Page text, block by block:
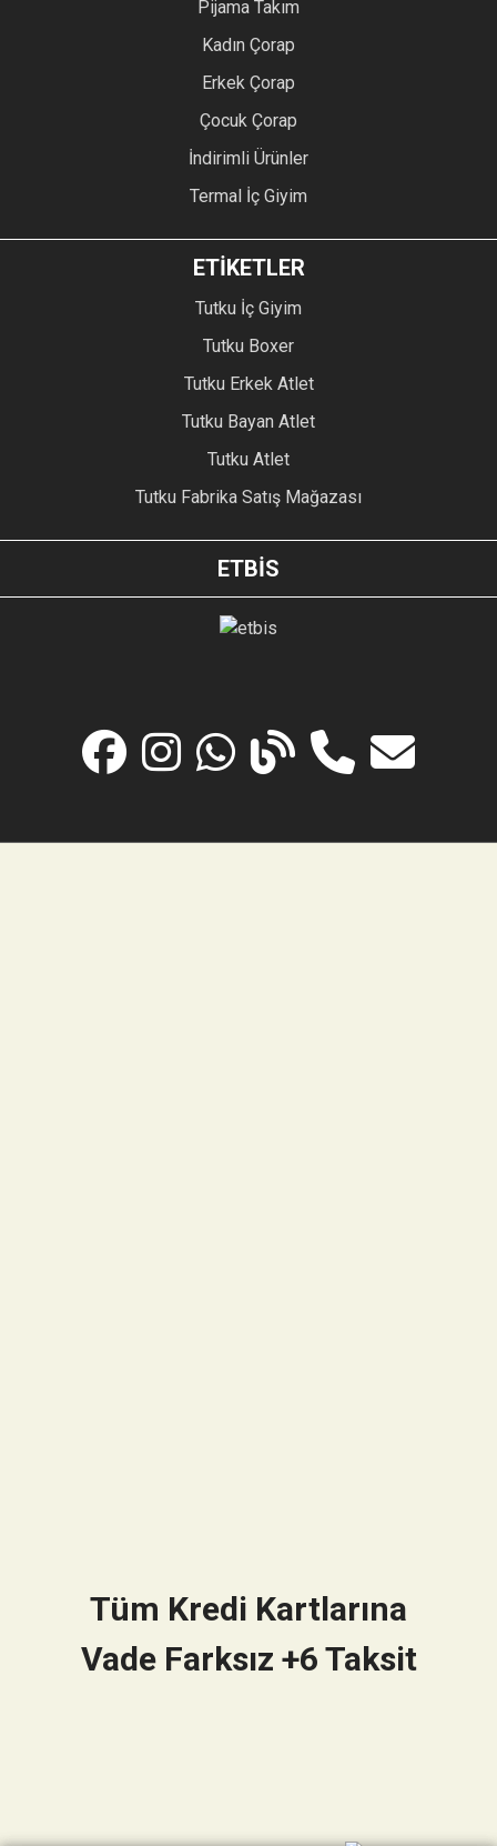
Pijama Takım
Kadın Çorap
Erkek Çorap
Çocuk Çorap
İndirimli Ürünler
Termal İç Giyim
ETİKETLER
Tutku İç Giyim
Tutku Boxer
Tutku Erkek Atlet
Tutku Bayan Atlet
Tutku Atlet
Tutku Fabrika Satış Mağazası
ETBİS
Tüm Kredi Kartlarına
Vade Farksız +6 Taksit